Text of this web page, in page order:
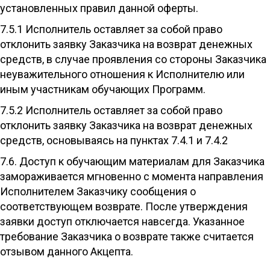
установленных правил данной оферты.
7.5.1 Исполнитель оставляет за собой право
отклонить заявку Заказчика на возврат денежных
средств, в случае проявления со стороны Заказчика
неуважительного отношения к Исполнителю или
иным участникам обучающих Программ.
7.5.2 Исполнитель оставляет за собой право
отклонить заявку Заказчика на возврат денежных
средств, основываясь на пунктах 7.4.1 и 7.4.2
7.6. Доступ к обучающим материалам для Заказчика
замораживается мгновенно с момента направления
Исполнителем Заказчику сообщения о
соответствующем возврате. После утверждения
заявки доступ отключается навсегда. Указанное
требование Заказчика о возврате также считается
отзывом данного Акцепта.